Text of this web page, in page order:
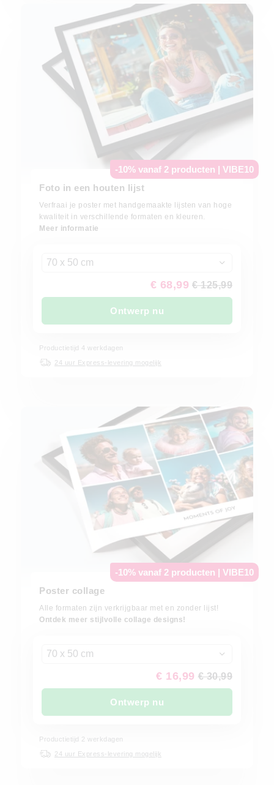
-10% vanaf 2 producten | VIBE10
Foto in een houten lijst
Verfraai je poster met handgemaakte lijsten van hoge
kwaliteit in verschillende formaten en kleuren.
Meer informatie
70 x 50 cm
€ 68,99 € 125,99
Ontwerp nu
Productietijd 4 werkdagen
24 uur Express-levering mogelijk
-10% vanaf 2 producten | VIBE10
Poster collage
Alle formaten zijn verkrijgbaar met en zonder lijst!
Ontdek meer stijlvolle collage designs!
70 x 50 cm
€ 16,99 € 30,99
Ontwerp nu
Productietijd 2 werkdagen
24 uur Express-levering mogelijk